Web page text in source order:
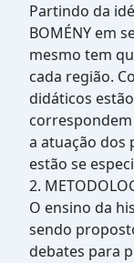
Partindo da
BOMÉNY em
mesmo tem
cada região.
didáticos
a atuação dos
estão se
2.
O ensino da
sendo
debates para